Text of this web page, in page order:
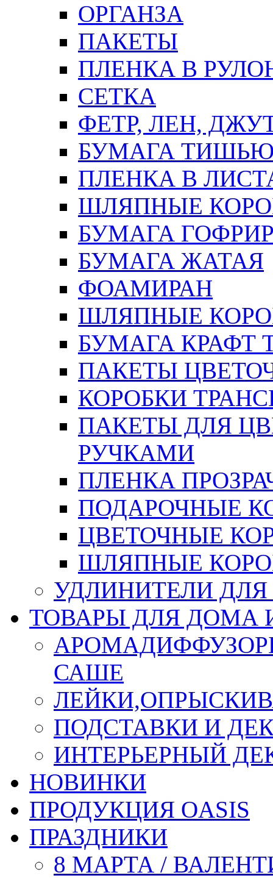
ОРГАНЗА
ПАКЕТЫ
ПЛЕНКА В
СЕТКА
ФЕТР, ЛЕН,
БУМАГА
ПЛЕНКА В
ШЛЯПНЫЕ
БУМАГА
БУМАГА ЖАТАЯ
ФОАМИРАН
ШЛЯПНЫЕ
БУМАГА КРАФТ
ПАКЕТЫ
КОРОБКИ
ПАКЕТЫ ДЛЯ
РУЧКАМИ
ПЛЕНКА
ПОДАРОЧНЫЕ
ЦВЕТОЧНЫЕ
ШЛЯПНЫЕ
УДЛИНИТЕЛИ
ТОВАРЫ ДЛЯ ДОМА
САШЕ
ПОДСТАВКИ И
ИНТЕРЬЕРНЫЙ
НОВИНКИ
ПРОДУКЦИЯ OASIS
ПРАЗДНИКИ
8 МАРТА /